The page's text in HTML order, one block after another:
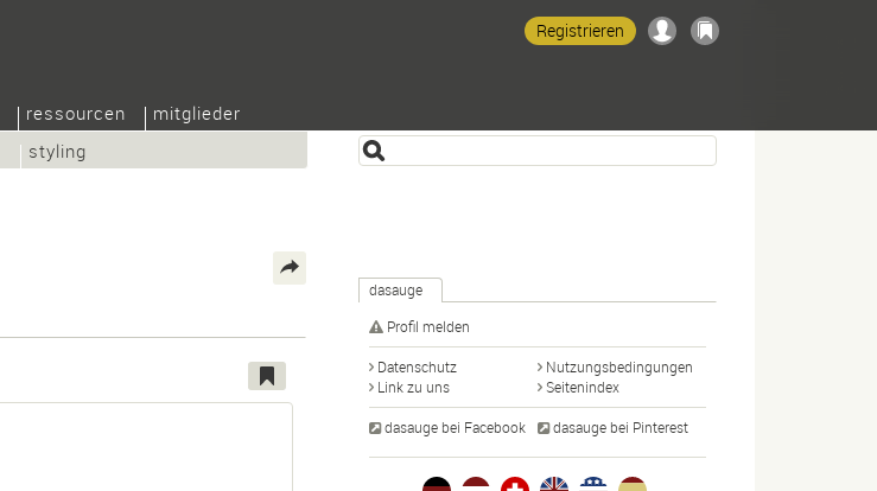
styling
ressourcen mitglieder
Registrieren
dasauge
Profil melden
Datenschutz
Nutzungsbedingungen
Link zu uns
Seitenindex
dasauge bei Facebook dasauge bei Pinterest